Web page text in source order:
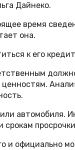
Дайнеко.
время
она.
к его
автомобиля.
и официально